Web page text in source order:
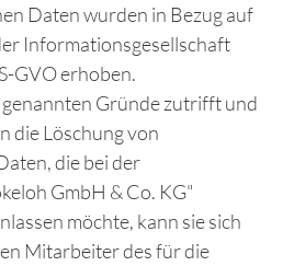
Daten wurden in Bezug auf
Informationsgesellschaft
GVO erhoben.
Gründe zutrifft und
die Löschung von
die bei der
GmbH & Co. KG"
möchte, kann sie sich
Mitarbeiter des für die